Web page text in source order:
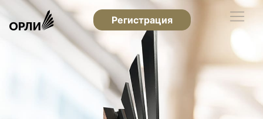
Регистрация